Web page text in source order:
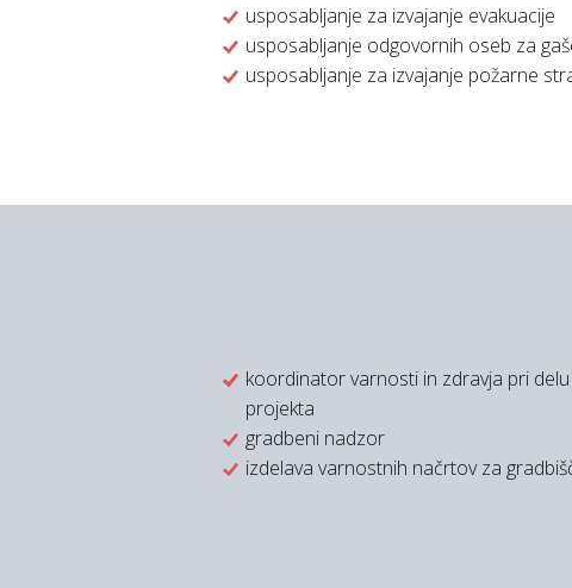
usposabljanje za izvajanje evakuacije
usposabljanje odgovornih oseb za
usposabljanje za izvajanje požarne
koordinator varnosti in zdravja pri
projekta
gradbeni nadzor
izdelava varnostnih načrtov za